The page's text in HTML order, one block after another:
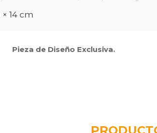
14 cm
Pieza de Diseño Exclusiva.